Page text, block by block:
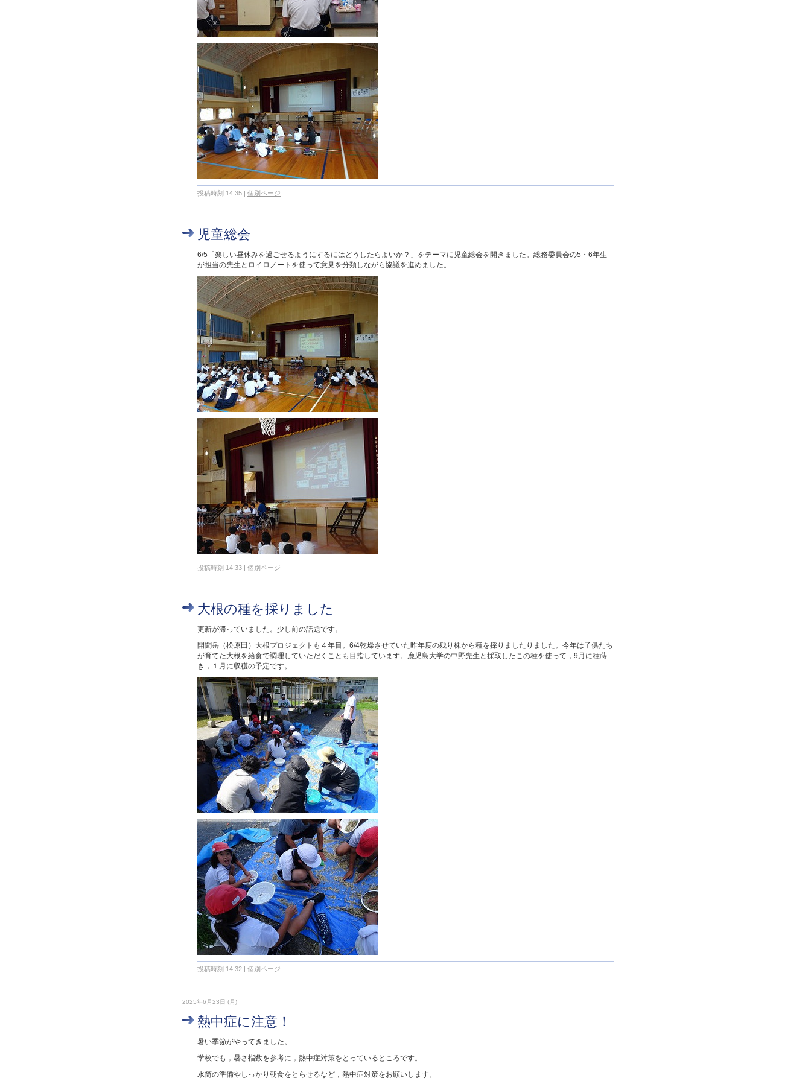
投稿時刻 14:35 | 個別ページ
児童総会
6/5「楽しい昼休みを過ごせるようにするにはどうしたらよいか？」をテーマに児童総会を開きました。総務委員会の5・6年生
が担当の先生とロイロノートを使って意見を分類しながら協議を進めました。
投稿時刻 14:33 | 個別ページ
大根の種を採りました
更新が滞っていました。少し前の話題です。
開聞岳（松原田）大根プロジェクトも４年目。6/4乾燥させていた昨年度の残り株から種を採りましたりました。今年は子供たち
が育てた大根を給食で調理していただくことも目指しています。鹿児島大学の中野先生と採取したこの種を使って，9月に種蒔
き，１月に収穫の予定です。
投稿時刻 14:32 | 個別ページ
2025年6月23日 (月)
熱中症に注意！
暑い季節がやってきました。
学校でも，暑さ指数を参考に，熱中症対策をとっているところです。
水筒の準備やしっかり朝食をとらせるなど，熱中症対策をお願いします。